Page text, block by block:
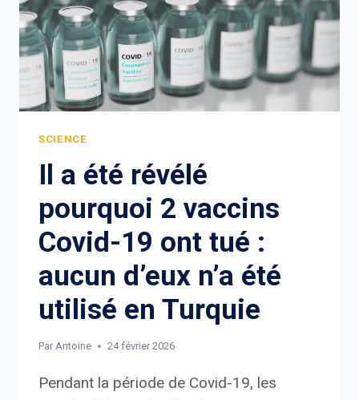
SCIENCE
Il a été révélé
pourquoi 2 vaccins
Covid-19 ont tué :
aucun d’eux n’a été
utilisé en Turquie
Par Antoine 24 février 2026
Pendant la période de Covid-19, les